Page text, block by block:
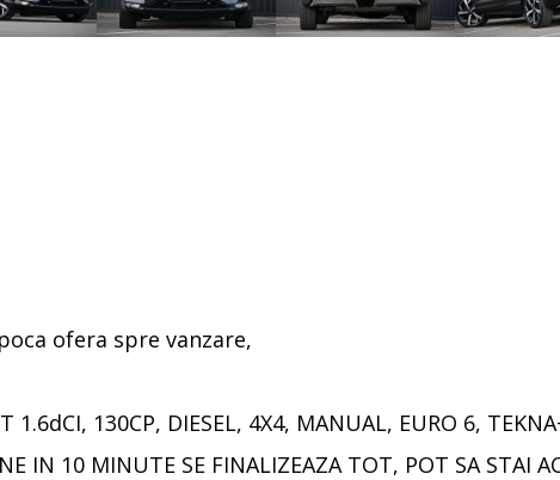
ofera spre vanzare,
1.6dCI, 130CP, DIESEL, 4X4, MANUAL, EURO 6,
IN 10 MINUTE SE FINALIZEAZA TOT, POT SA STAI